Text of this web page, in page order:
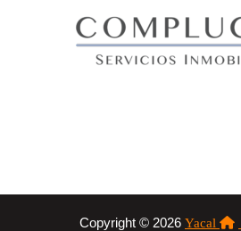
Copyright © 2026 Yacal